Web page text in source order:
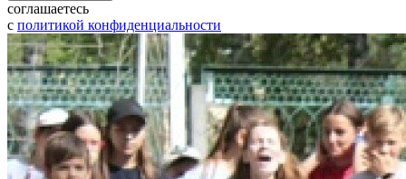
соглашаетесь
с политикой конфиденциальности